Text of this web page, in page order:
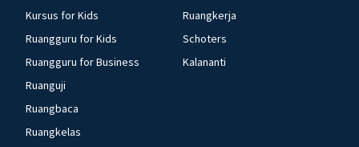
Kursus for Kids
Ruangguru for Kids
Ruangguru for Business
Ruanguji
Ruangbaca
Ruangkelas
Ruangkerja
Schoters
Kalananti